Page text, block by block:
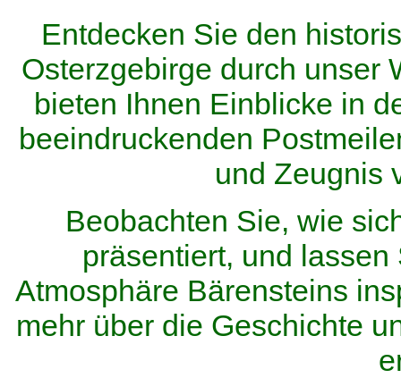
Entdecken Sie den
Osterzgebirge durch unser
bieten Ihnen Einblicke in
beeindruckenden
und Zeugnis
Beobachten Sie, wie
präsentiert, und
Atmosphäre Bärensteins
mehr über die Geschichte